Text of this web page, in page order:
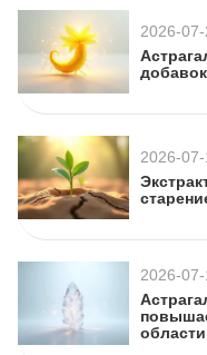
2026-07-
2026-07-
2026-